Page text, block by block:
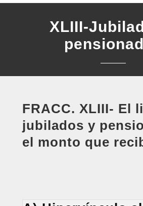
XLIII-
FRACC. XLIII- El
jubilados y
el monto que